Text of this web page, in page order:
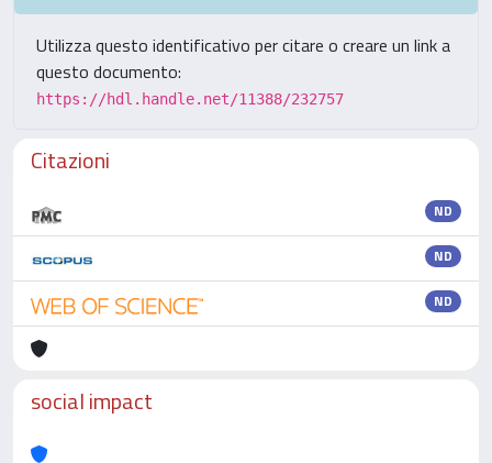
Utilizza questo identificativo per citare o creare un link a
questo documento:
https://hdl.handle.net/11388/232757
Citazioni
ND
ND
ND
social impact